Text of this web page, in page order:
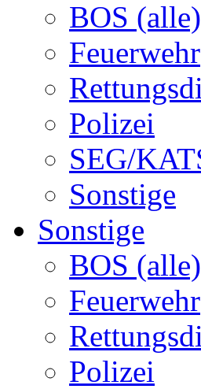
BOS (alle)
Feuerwehr
Polizei
SEG/
Sonstige
Sonstige
BOS (alle)
Feuerwehr
Polizei